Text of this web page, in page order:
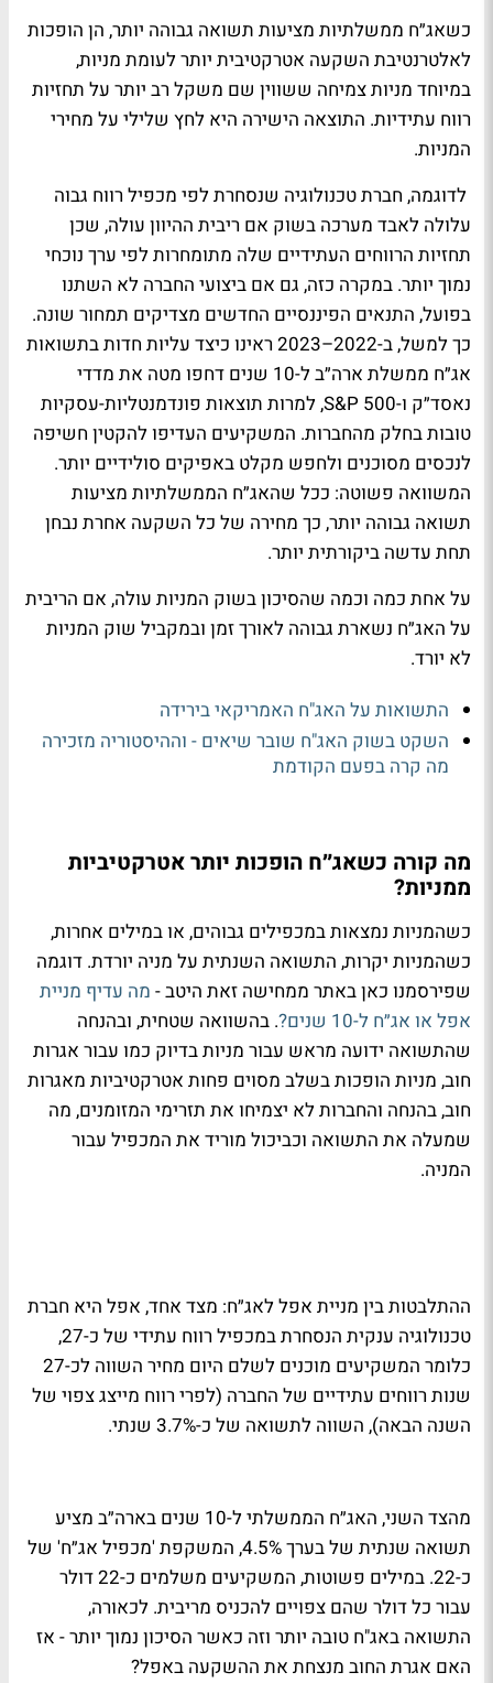
כשאג״ח ממשלתיות מציעות תשואה גבוהה יותר, הן הופכות
לאלטרנטיבת השקעה אטרקטיבית יותר לעומת מניות,
במיוחד מניות צמיחה ששווין שם משקל רב יותר על תחזיות
רווח עתידיות. התוצאה הישירה היא לחץ שלילי על מחירי
המניות.
לדוגמה, חברת טכנולוגיה שנסחרת לפי מכפיל רווח גבוה
עלולה לאבד מערכה בשוק אם ריבית ההיוון עולה, שכן
תחזיות הרווחים העתידיים שלה מתומחרות לפי ערך נוכחי
נמוך יותר. במקרה כזה, גם אם ביצועי החברה לא השתנו
בפועל, התנאים הפיננסיים החדשים מצדיקים תמחור שונה.
כך למשל, ב-2022–2023 ראינו כיצד עליות חדות בתשואות
אג״ח ממשלת ארה״ב ל-10 שנים דחפו מטה את מדדי
נאסד״ק ו-S&P 500, למרות תוצאות פונדמנטליות-עסקיות
טובות בחלק מהחברות. המשקיעים העדיפו להקטין חשיפה
לנכסים מסוכנים ולחפש מקלט באפיקים סולידיים יותר.
המשוואה פשוטה: ככל שהאג״ח הממשלתיות מציעות
תשואה גבוהה יותר, כך מחירה של כל השקעה אחרת נבחן
תחת עדשה ביקורתית יותר.
על אחת כמה וכמה שהסיכון בשוק המניות עולה, אם הריבית
על האג״ח נשארת גבוהה לאורך זמן ובמקביל שוק המניות
לא יורד.
התשואות על האג"ח האמריקאי בירידה
השקט בשוק האג"ח שובר שיאים - וההיסטוריה מזכירה
מה קרה בפעם הקודמת
מה קורה כשאג״ח הופכות יותר אטרקטיביות
ממניות?
כשהמניות נמצאות במכפילים גבוהים, או במילים אחרות,
כשהמניות יקרות, התשואה השנתית על מניה יורדת. דוגמה
שפירסמנו כאן באתר ממחישה זאת היטב - מה עדיף מניית
אפל או אג״ח ל-10 שנים?
. בהשוואה שטחית, ובהנחה
שהתשואה ידועה מראש עבור מניות בדיוק כמו עבור אגרות
חוב, מניות הופכות בשלב מסוים פחות אטרקטיביות מאגרות
חוב, בהנחה והחברות לא יצמיחו את תזרימי המזומנים, מה
שמעלה את התשואה וכביכול מוריד את המכפיל עבור
המניה.
ההתלבטות בין מניית אפל לאג״ח: מצד אחד, אפל היא חברת
טכנולוגיה ענקית הנסחרת במכפיל רווח עתידי של כ-27,
כלומר המשקיעים מוכנים לשלם היום מחיר השווה לכ-27
שנות רווחים עתידיים של החברה (לפרי רווח מייצג צפוי של
השנה הבאה), השווה לתשואה של כ-3.7% שנתי.
מהצד השני, האג״ח הממשלתי ל-10 שנים בארה״ב מציע
תשואה שנתית של בערך 4.5%, המשקפת 'מכפיל אג״ח' של
כ-22. במילים פשוטות, המשקיעים משלמים כ-22 דולר
עבור כל דולר שהם צפויים להכניס מריבית. לכאורה,
התשואה באג"ח טובה יותר וזה כאשר הסיכון נמוך יותר - אז
האם אגרת החוב מנצחת את ההשקעה באפל?